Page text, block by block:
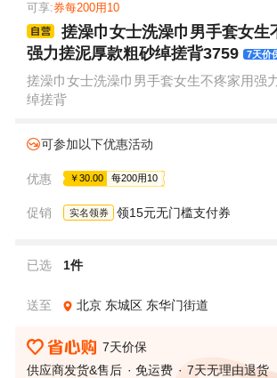
可享:券每200用10
搓澡巾女士洗澡巾男手套女生
强力搓泥厚款粗砂绰搓背3759 7天价
搓澡巾女士洗澡巾男手套女生不疼家用强
绰搓背
可参加以下优惠活动
优惠 ￥30.00 每200用10
促销 实名领券 领15元无门槛支付券
已选 1件
送至 北京 东城区 东华门街道
7天价保
供应商发货&售后
免运费 7天无理由退货